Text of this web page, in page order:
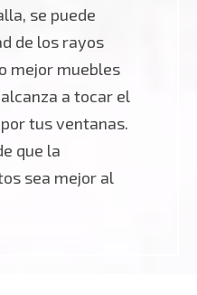
se puede
de los rayos
mejor muebles
a tocar el
tus ventanas.
que la
sea mejor al